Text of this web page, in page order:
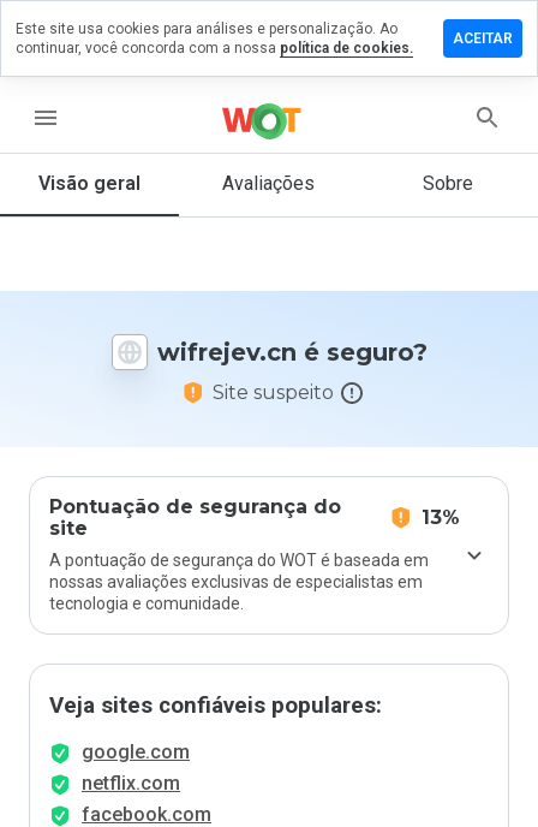
menu
Visão geral Avaliações Sobre
wifrejev.cn é seguro?
Site suspeito
Pontuação de segurança do
site
13%
A pontuação de segurança do WOT é baseada em
nossas avaliações exclusivas de especialistas em
tecnologia e comunidade.
Veja sites confiáveis populares:
google.com
netflix.com
facebook.com
um
que
Este site usa cookies para análises e personalização. Ao
continuar, você concorda com a nossa política de cookies.
ACEITAR